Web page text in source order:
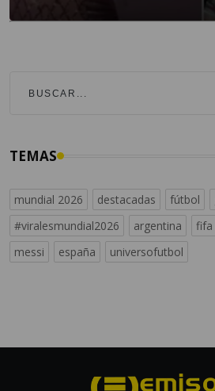
TEMAS
mundial 2026 destacadas fútbol
#viralesmundial2026
argentina fifa
messi
españa universofutbol